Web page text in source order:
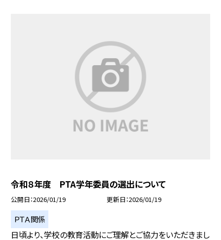
令和８年度 PTA学年委員の選出について
公開日 2026/01/19 更新日 2026/01/19
ＰＴＡ関係
日頃より、学校の教育活動にご理解とご協力をいただきまし